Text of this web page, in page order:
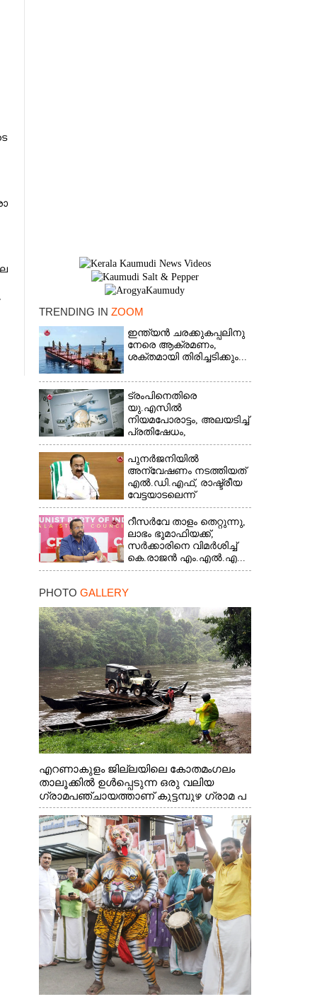
TRENDING IN ZOOM
ഇന്ത്യൻ ചരക്കുകപ്പലിനു
നേരെ ആക്രമണം,
ശക്തമായി തിരിച്ചടിക്കും...
ട്രംപിനെതിരെ
യു.എസിൽ
നിയമപോരാട്ടം, അലയടിച്ച്
പ്രതിഷേധം,
ഭയന്നുവിറച്ച്...
പുനർജനിയിൽ
അന്വേഷണം നടത്തിയത്
എൽ.ഡി.എഫ്, രാഷ്ട്രീയ
വേട്ടയാടലെന്ന്
പറഞ്ഞിട്ടില്ല...
റീസർവേ താളം തെറ്റുന്നു,
ലാഭം ഭൂമാഫിയക്ക്,
സർക്കാരിനെ വിമർശിച്ച്
കെ.രാജൻ എം.എൽ.എ...
PHOTO GALLERY
എറണാകുളം ജില്ലയിലെ കോതമംഗലം
താലൂക്കിൽ ഉൾപ്പെടുന്ന ഒരു വലിയ
ഗ്രാമപഞ്ചായത്താണ് കുട്ടമ്പുഴ ഗ്രാമ പ
ഞ്ചായത്ത്. ആദിവാസി ഊരുകളായ
വെള്ളാരംകുത്ത്, കത്തിപ്പാറ, ഉറിയംപെട്ടി,
തേക്കല്ല്, വെട്ടിക്കല്ല്, മഞ്ചപ്പാറ എന്നീ
ആറു സ്ഥലങ്ങളിലേക്കുള്ള പ്രധാന
സഞ്ചാര മാർഗമാണ് ഈ കാണുന്ന
കടത്ത് വള്ളം
×